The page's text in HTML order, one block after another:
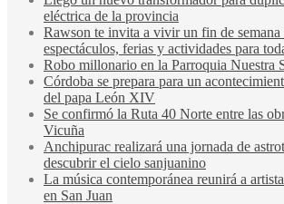
eléctrica de la provincia
Rawson te invita a vivir un fin de semana
espectáculos, ferias y actividades para
Robo millonario en la Parroquia Nuestra
Córdoba se prepara para un
del papa León XIV
Se confirmó la Ruta 40 Norte entre las
Vicuña
Anchipurac realizará una jornada de
descubrir el cielo sanjuanino
La música contemporánea reunirá a
en San Juan